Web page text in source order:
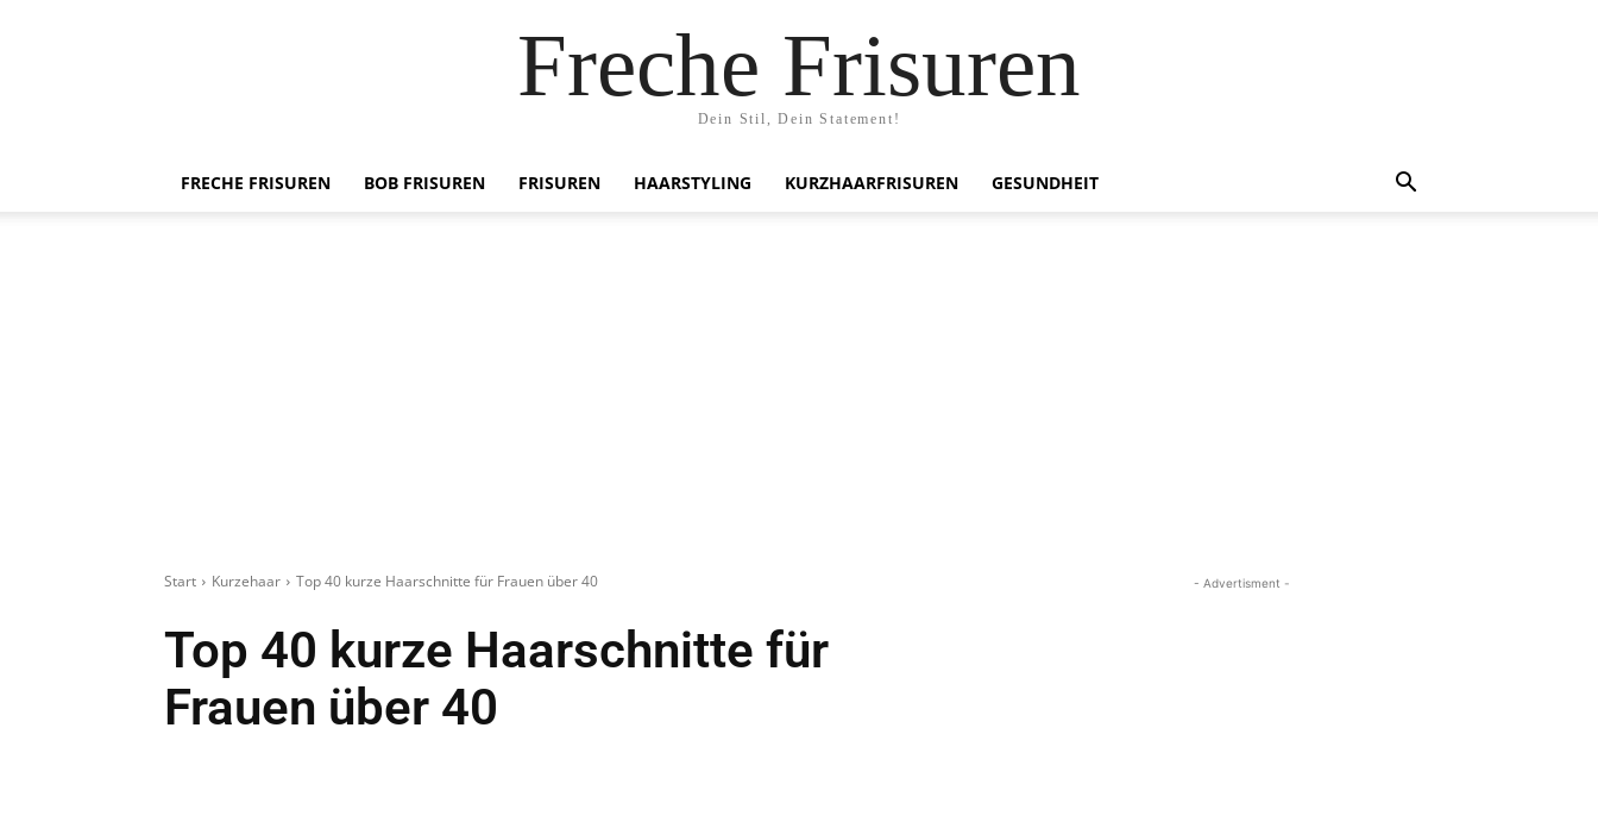
Freche Frisuren
Dein Stil, Dein Statement!
FRECHE FRISUREN BOB FRISUREN FRISUREN HAARSTYLING KURZHAARFRISUREN GESUNDHEIT
Start Kurzehaar Top 40 kurze Haarschnitte für Frauen über 40
Top 40 kurze Haarschnitte für
Frauen über 40
- Advertisment -